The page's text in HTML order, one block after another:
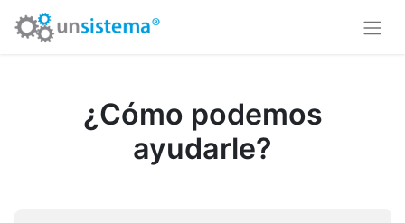
¿Cómo podemos
ayudarle?